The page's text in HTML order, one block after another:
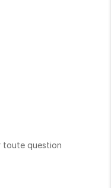
toute question